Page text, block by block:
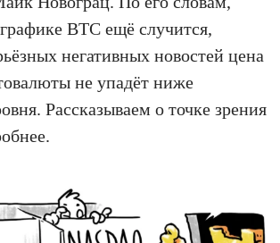
BTC ещё случится,
негативных новостей цена
не упадёт ниже
Рассказываем о точке зрения